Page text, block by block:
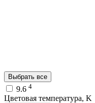
Выбрать все
9.6 4
Цветовая температура, K